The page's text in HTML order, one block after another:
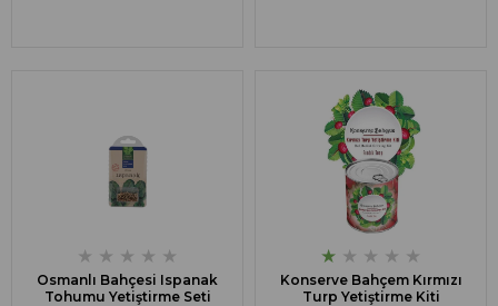
★ ★ ★ ★ ★
Osmanlı Bahçesi Ispanak
Tohumu Yetiştirme Seti
★ ★ ★ ★ ★
Konserve Bahçem Kırmızı
Turp Yetiştirme Kiti